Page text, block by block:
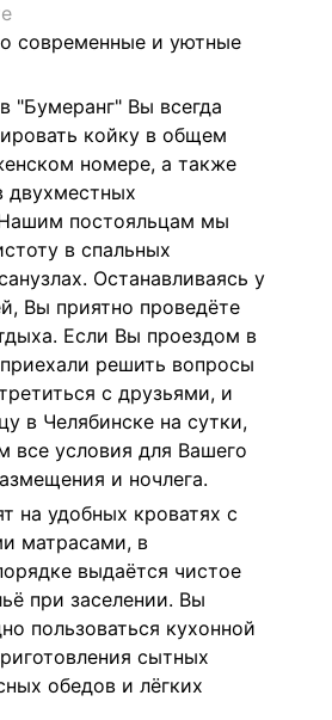
современные и уютные
"Бумеранг" Вы всегда
койку в общем
номере, а также
двухместных
постояльцам мы
в спальных
Останавливаясь у
Вы приятно проведёте
Если Вы проездом в
решить вопросы
с друзьями, и
в Челябинске на сутки,
все условия для Вашего
и ночлега.
на удобных кроватях с
матрасами, в
выдаётся чистое
при заселении. Вы
пользоваться кухонной
сытных
обедов и лёгких